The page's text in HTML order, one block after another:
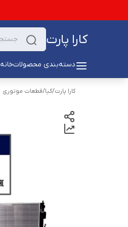
کارا پارت
دسته‌بندی محصولاتخانه
کارا پارت/کیا/قطعات موتوری